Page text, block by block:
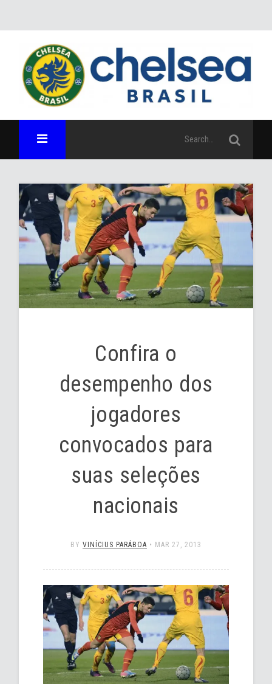
Confira o
desempenho dos
jogadores
convocados para
suas seleções
nacionais
BY VINÍCIUS PARÁBOA • MAR 27, 2013